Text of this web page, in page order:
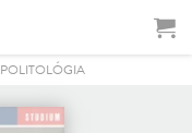
POLITOLÓGIA